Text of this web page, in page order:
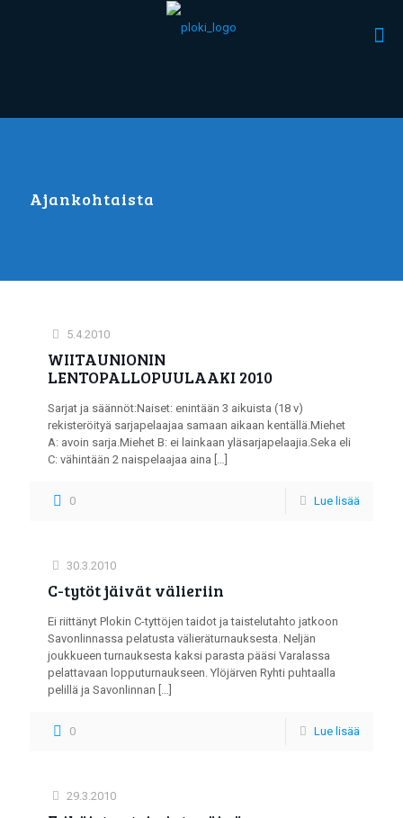
Ajankohtaista
5.4.2010
WIITAUNIONIN
LENTOPALLOPUULAAKI 2010
Sarjat ja säännöt:Naiset: enintään 3 aikuista (18 v)
rekisteröityä sarjapelaajaa samaan aikaan kentällä.Miehet
A: avoin sarja.Miehet B: ei lainkaan yläsarjapelaajia.Seka eli
C: vähintään 2 naispelaajaa aina […]
0 Lue lisää
30.3.2010
C-tytöt jäivät välieriin
Ei riittänyt Plokin C-tyttöjen taidot ja taistelutahto jatkoon
Savonlinnassa pelatusta välieräturnauksesta. Neljän
joukkueen turnauksesta kaksi parasta pääsi Varalassa
pelattavaan lopputurnaukseen. Ylöjärven Ryhti puhtaalla
pelillä ja Savonlinnan […]
0 Lue lisää
29.3.2010